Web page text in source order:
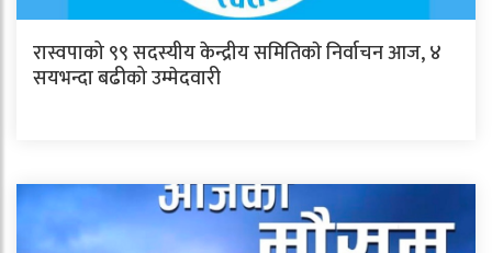
रास्वपाको ९९ सदस्यीय केन्द्रीय समितिकाे निर्वाचन आज, ४
सयभन्दा बढीको उम्मेदवारी